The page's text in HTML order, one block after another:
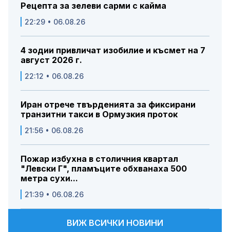
Рецепта за зелеви сарми с кайма
22:29 • 06.08.26
4 зодии привличат изобилие и късмет на 7
август 2026 г.
22:12 • 06.08.26
Иран отрече твърденията за фиксирани
транзитни такси в Ормузкия проток
21:56 • 06.08.26
Пожар избухна в столичния квартал
"Левски Г", пламъците обхванаха 500
метра сухи...
21:39 • 06.08.26
ВИЖ ВСИЧКИ НОВИНИ